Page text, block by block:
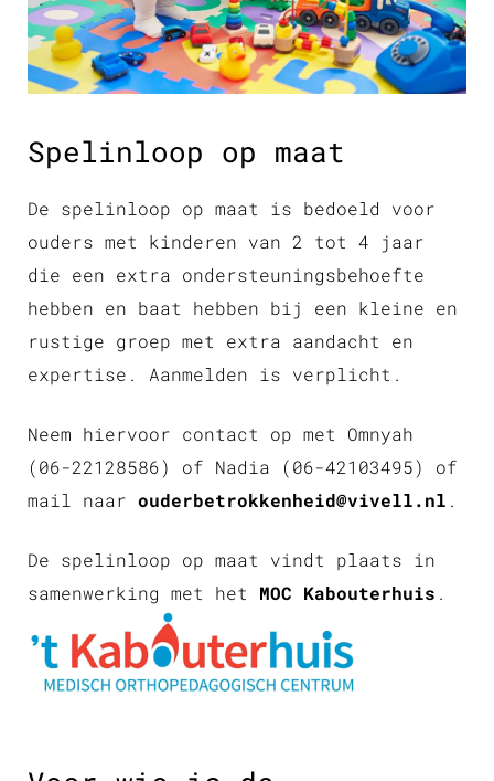
Spelinloop op maat
De spelinloop op maat is bedoeld voor
ouders met kinderen van 2 tot 4 jaar
die een extra ondersteuningsbehoefte
hebben en baat hebben bij een kleine en
rustige groep met extra aandacht en
expertise. Aanmelden is verplicht.
Neem hiervoor contact op met Omnyah
(06-22128586) of Nadia (06-42103495) of
mail naar ouderbetrokkenheid@vivell.nl .
De spelinloop op maat vindt plaats in
samenwerking met het MOC Kabouterhuis .